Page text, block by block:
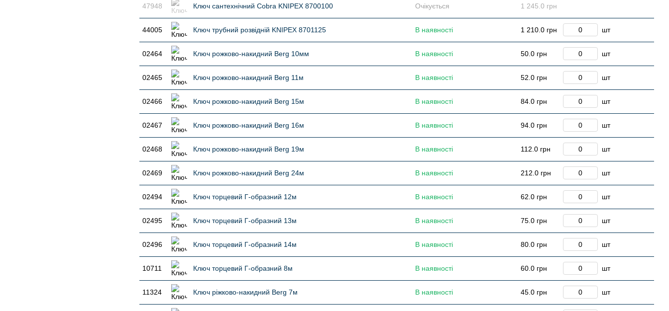
47948 Ключ сантехнічний Cobra KNIPEX 8700100 Очікується 1 245.0 грн
44005 Ключ трубний розвідній KNIPEX 8701125 В наявності 1 210.0 грн шт
02464 Ключ рожково-накидний Berg 10мм В наявності 50.0 грн шт
02465 Ключ рожково-накидний Berg 11м В наявності 52.0 грн шт
02466 Ключ рожково-накидний Berg 15м В наявності 84.0 грн шт
02467 Ключ рожково-накидний Berg 16м В наявності 94.0 грн шт
02468 Ключ рожково-накидний Berg 19м В наявності 112.0 грн шт
02469 Ключ рожково-накидний Berg 24м В наявності 212.0 грн шт
02494 Ключ торцевий Г-образний 12м В наявності 62.0 грн шт
02495 Ключ торцевий Г-образний 13м В наявності 75.0 грн шт
02496 Ключ торцевий Г-образний 14м В наявності 80.0 грн шт
10711 Ключ торцевий Г-образний 8м В наявності 60.0 грн шт
11324 Ключ ріжково-накидний Berg 7м В наявності 45.0 грн шт